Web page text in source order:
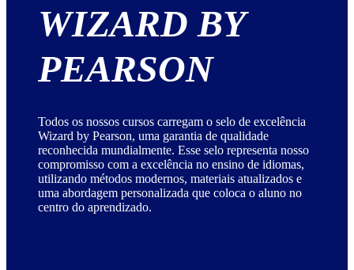
WIZARD BY
PEARSON
Todos os nossos cursos carregam o selo de excelência
Wizard by Pearson, uma garantia de qualidade
reconhecida mundialmente. Esse selo representa nosso
compromisso com a excelência no ensino de idiomas,
utilizando métodos modernos, materiais atualizados e
uma abordagem personalizada que coloca o aluno no
centro do aprendizado.